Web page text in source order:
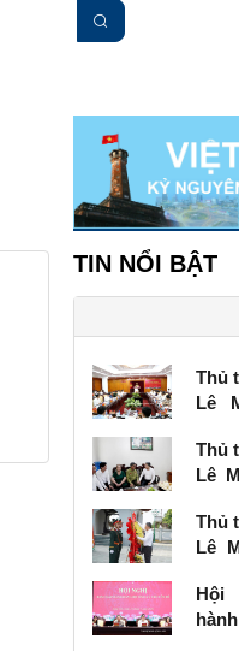
TIN NỔI BẬT
Thủ
Lê
vụ
Thủ
Lê
binh
Thủ
Lê
các
tại
Hội